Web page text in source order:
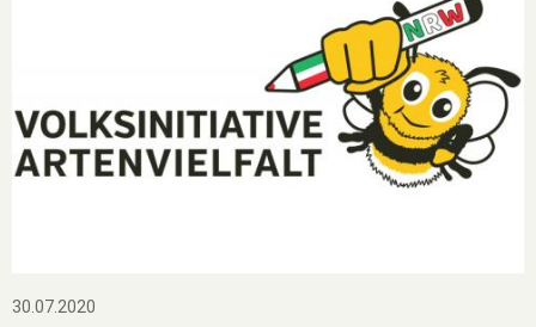
30.07.2020